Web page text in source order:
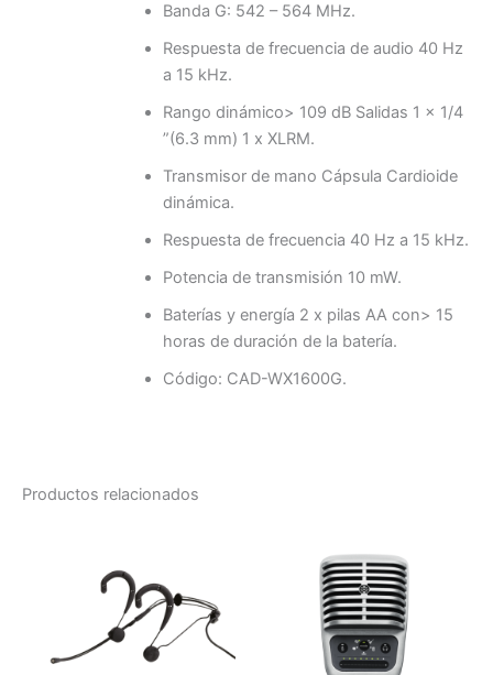
Banda G: 542 – 564 MHz.
Respuesta de frecuencia de audio 40 Hz
a 15 kHz.
Rango dinámico> 109 dB Salidas 1 x 1/4
”(6.3 mm) 1 x XLRM.
Transmisor de mano Cápsula Cardioide
dinámica.
Respuesta de frecuencia 40 Hz a 15 kHz.
Potencia de transmisión 10 mW.
Baterías y energía 2 x pilas AA con> 15
horas de duración de la batería.
Código: CAD-WX1600G.
Productos relacionados